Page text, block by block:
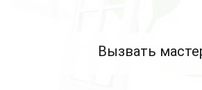
Вызвать